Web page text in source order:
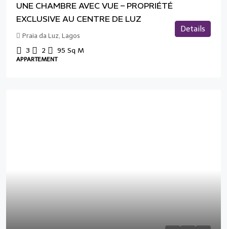
UNE CHAMBRE AVEC VUE – PROPRIÉTÉ
EXCLUSIVE AU CENTRE DE LUZ
Praia da Luz, Lagos
3 2 95 Sq M
APPARTEMENT
Details